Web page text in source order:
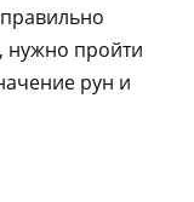
нужно пройти
рун и